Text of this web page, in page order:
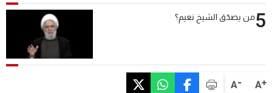
A+
A-
5من يصدّق الشيخ نعيم؟